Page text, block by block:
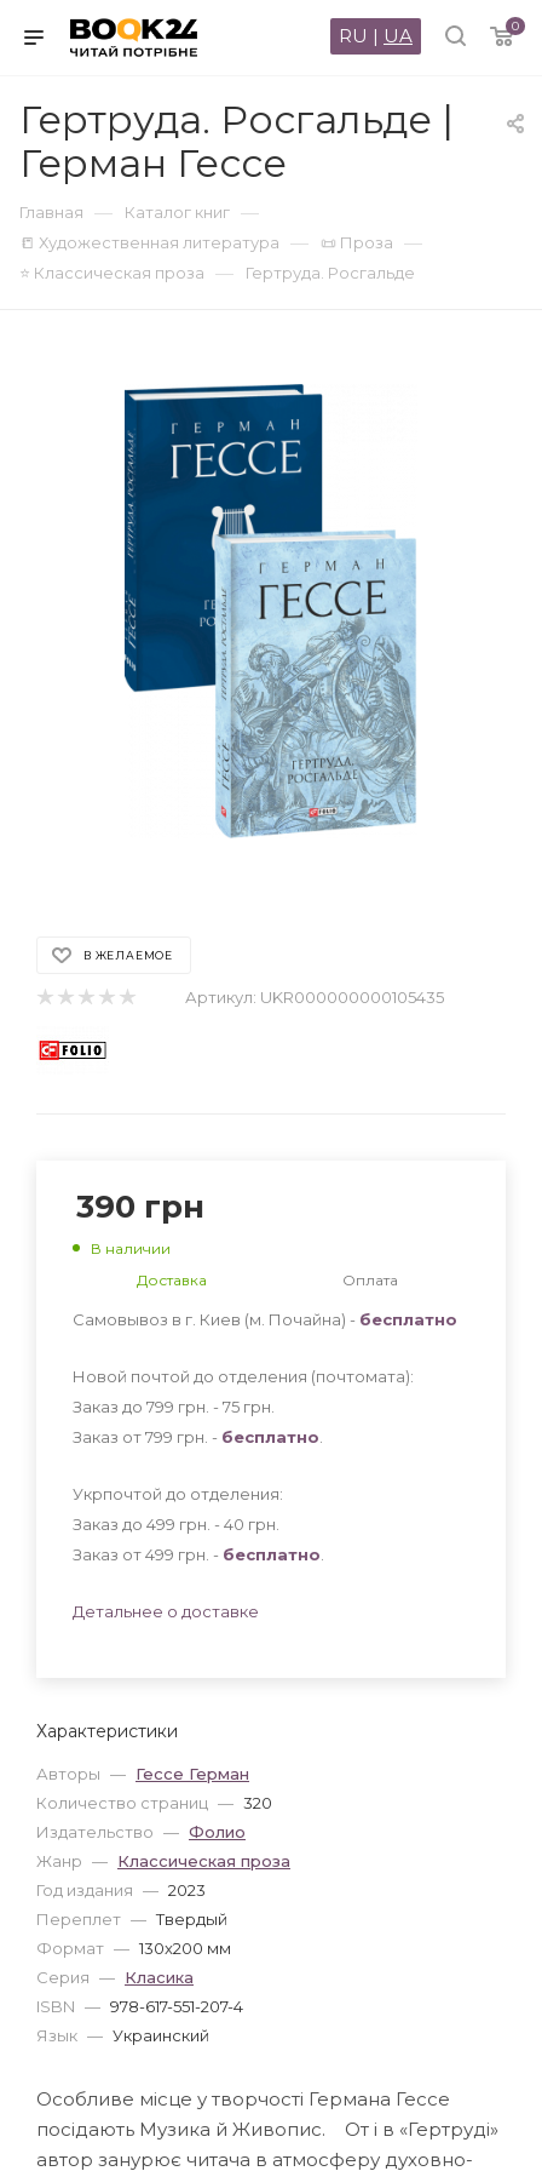
0
RU | UA
Гертруда. Росгальде |
Герман Гессе
Главная — Каталог книг —
📒 Художественная литература — 📜 Проза —
⭐ Классическая проза — Гертруда. Росгальде
В ЖЕЛАЕМОЕ
Артикул: UKR000000000105435
Характеристики
Авторы — Гессе Герман
Количество страниц — 320
Издательство — Фолио
Жанр — Классическая проза
Год издания — 2023
Переплет — Твердый
Формат — 130x200 мм
Серия — Класика
ISBN — 978-617-551-207-4
Язык — Украинский
390 грн
В наличии
Доставка
Оплата
Самовывоз в г. Киев (м. Почайна) - бесплатно
Новой почтой до отделения (почтомата):
Заказ до 799 грн. - 75 грн
Заказ от 799 грн. - бесплатно
Укрпочтой до отделения:
Заказ до 499 грн. - 40 грн
Заказ от 499 грн. - бесплатно
Детальнее о доставке
Особливе місце у творчості Германа Гессе
посідають Музика й Живопис. От і в «Гертруді»
автор занурює читача в атмосферу духовно-